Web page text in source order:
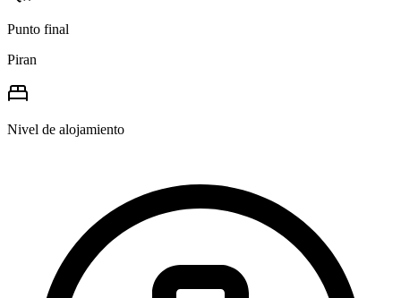
Punto final
Piran
Nivel de alojamiento